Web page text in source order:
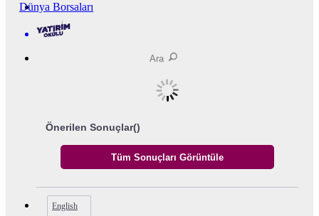
Dünya Borsaları
Önerilen Sonuçlar()
English